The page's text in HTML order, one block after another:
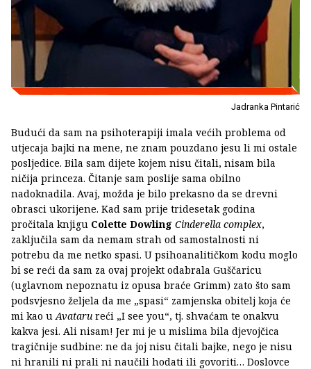
Jadranka Pintarić
Budući da sam na psihoterapiji imala većih problema od
utjecaja bajki na mene, ne znam pouzdano jesu li mi ostale
posljedice. Bila sam dijete kojem nisu čitali, nisam bila
ničija princeza. Čitanje sam poslije sama obilno
nadoknadila. Avaj, možda je bilo prekasno da se drevni
obrasci ukorijene. Kad sam prije tridesetak godina
pročitala knjigu Colette Dowling Cinderella complex,
zaključila sam da nemam strah od samostalnosti ni
potrebu da me netko spasi. U psihoanalitičkom kodu moglo
bi se reći da sam za ovaj projekt odabrala Guščaricu
(uglavnom nepoznatu iz opusa braće Grimm) zato što sam
podsvjesno željela da me „spasi“ zamjenska obitelj koja će
mi kao uAvataru reći „I see you“, tj. shvaćam te onakvu
kakva jesi. Ali nisam! Jer mi je u mislima bila djevojčica
tragičnije sudbine: ne da joj nisu čitali bajke, nego je nisu
ni hranili ni prali ni naučili hodati ili govoriti… Doslovce